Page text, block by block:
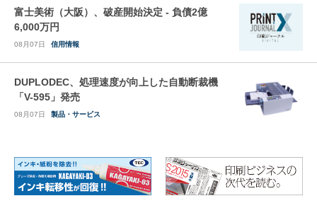
富士美術（大阪）、破産開始決定 - 負債2億
6,000万円
08月07日 信用情報
DUPLODEC、処理速度が向上した自動断裁機
「V-595」発売
08月07日 製品・サービス